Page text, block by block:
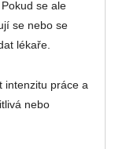
se ale
se nebo se
lékaře.
intenzitu práce a
nebo